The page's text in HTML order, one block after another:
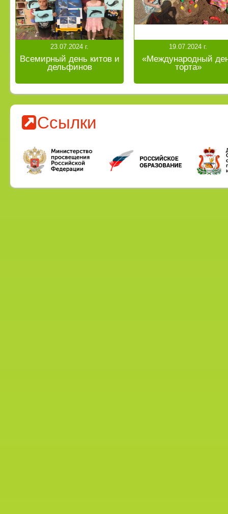
23.07.2024 г.
Всемирный день китов и
дельфинов
19.07.2024 г.
«Международный
торта»
Ссылки